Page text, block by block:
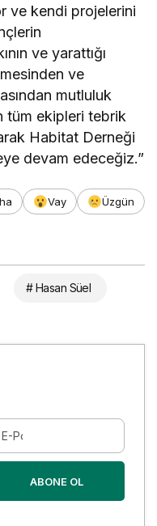
ve kendi projelerini
ve yarattığı
ve
mutluluk
tüm ekipleri tebrik
Habitat Derneği
devam edeceğiz.”
Vay
Üzgün
# Hasan Süel
ABONE OL